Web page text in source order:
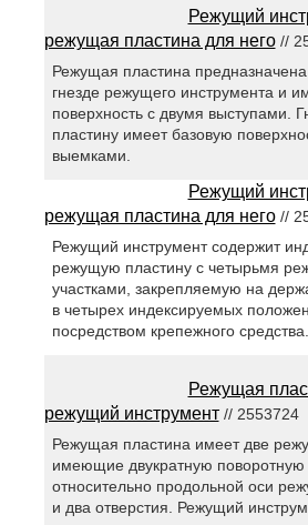
Режущий
режущая пластина для него//
Режущая пластина предназначена
гнезде режущего инструмента и
поверхность с двумя выступами.
пластину имеет базовую
выемками.
Режущий
режущая пластина для него//
Режущий инструмент содержит
режущую пластину с четырьмя
участками, закрепляемую на
в четырех индексируемых
посредством крепежного средства.
Режущая
режущий инструмент// 2553724
Режущая пластина имеет две
имеющие двукратную
относительно продольной оси
и два отверстия. Режущий